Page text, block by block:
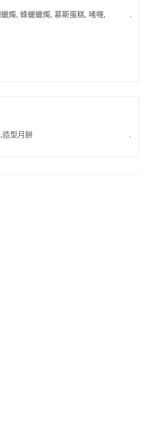
蠟燭, 蜂蠟蠟燭, 慕斯蛋糕, 啫喱, .
蛋糕, 點心,造型月餅 .